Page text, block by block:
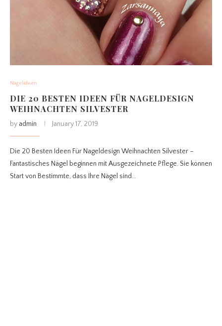
Nagelideen
DIE 20 BESTEN IDEEN FÜR NAGELDESIGN
WEIHNACHTEN SILVESTER
by admin January 17, 2019
Die 20 Besten Ideen Für Nageldesign Weihnachten Silvester –
Fantastisches Nägel beginnen mit Ausgezeichnete Pflege. Sie können
Start von Bestimmte, dass Ihre Nägel sind…